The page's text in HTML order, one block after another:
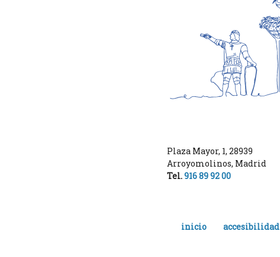
Plaza Mayor, 1, 28939
Arroyomolinos, Madrid
Tel.916 89 92 00
inicio accesibilidad